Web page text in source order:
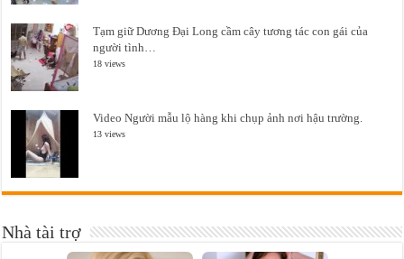
Tạm giữ Dương Đại Long cầm cây tương tác con gái của
người tình…
18 views
Video Người mẫu lộ hàng khi chụp ảnh nơi hậu trường.
13 views
Nhà tài trợ